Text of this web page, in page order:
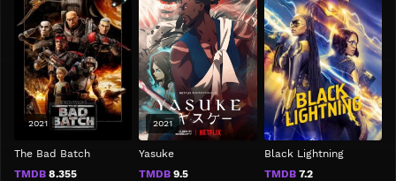
The Bad Batch
TMDB 8.355
2021
Yasuke
TMDB 9.5
2021
Black Lightning
TMDB7.2